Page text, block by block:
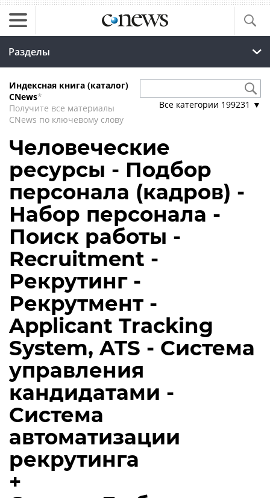
Разделы
Индексная книга (каталог)
CNews*
Получите все материалы
CNews по ключевому слову
Все категории 199231 ▼
Человеческие
ресурсы - Подбор
персонала (кадров) -
Набор персонала -
Поиск работы -
Recruitment -
Рекрутинг -
Рекрутмент -
Applicant Tracking
System, ATS - Система
управления
кандидатами -
Система
автоматизации
рекрутинга
+